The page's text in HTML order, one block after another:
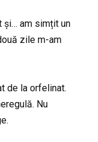
și… am simțit un
zile m-am
de la orfelinat.
Nu